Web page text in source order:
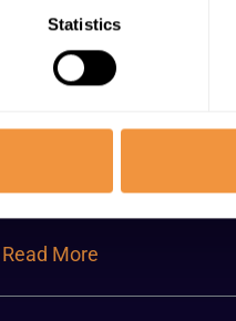
Statistics
des pairs.
Ne manquez pas cette
incertitudes et de garantir une
transformation RISE plus
mieux maîtrisée.
Read More